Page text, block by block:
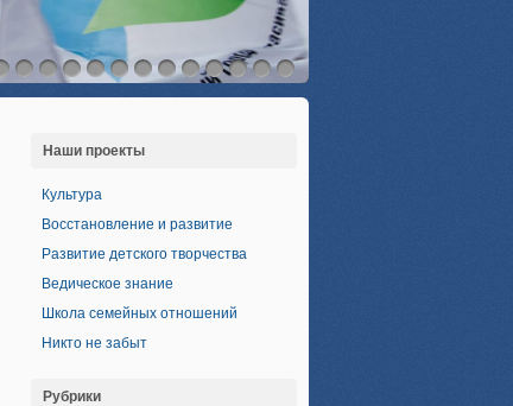
Наши проекты
Культура
Восстановление и развитие
Развитие детского творчества
Ведическое знание
Школа семейных отношений
Никто не забыт
Рубрики